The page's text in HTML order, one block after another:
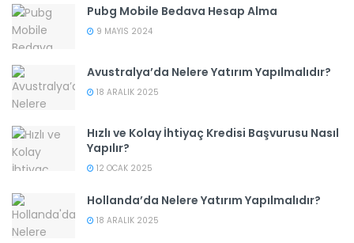
Pubg Mobile Bedava Hesap Alma
9 MAYIS 2024
Avustralya’da Nelere Yatırım Yapılmalıdır?
18 ARALIK 2025
Hızlı ve Kolay İhtiyaç Kredisi Başvurusu Nasıl
Yapılır?
12 OCAK 2025
Hollanda’da Nelere Yatırım Yapılmalıdır?
18 ARALIK 2025